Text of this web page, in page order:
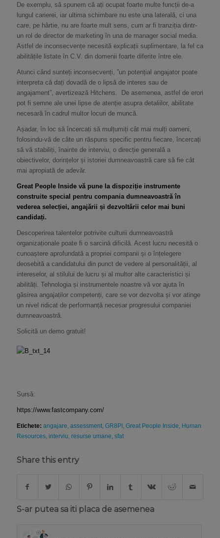
De exemplu, să spunem că ați ocupat foarte multe funcții de-a
lungul carierei, iar ultima schimbare nu este una laterală, ci una
care, pe hârtie, nu are foarte mult sens, cum ar fi tranziția dintr-
un rol de director de marketing în una de manager social media.
Astfel de inconsecvențe necesită explicații suplimentare, la fel ca
abilitățile listate în C.V. din domenii foarte diferite între ele.
Atunci când sunteți inconsecvenți, ”un potențial angajator poate
interpreta că dați dovadă de o lipsă de interes sau de
angajament”, avertizează Hitchens. De asemenea, astfel de erori
pot fi semne ale unei lipse de atenție asupra detaliilor, abilitate
necesară în cadrul multor locuri de muncă.
Așadar, în loc să încercați să mulțumiți cât mai mulți oameni,
folosindu-vă de câte un răspuns specific pentru fiecare, încercați
să vă stabiliți, înainte de interviu, o direcție generală a
obiectivelor, dorințelor și istoriei dumneavoastră care să fie cât
mai apropiată de adevăr.
Great People Inside vă pune la dispoziție instrumente
construite special pentru compania dumneavoastră în
vederea selecției, angajării și dezvoltării celor mai buni
candidați.
Descoperirea talentelor potrivite culturii dumneavoastră
organizaționale poate fi o sarcină dificilă. Acest lucru necesită o
cunoaștere aprofundată a propriei companii și o înțelegere
deosebită a candidatului din punct de vedere al personalității, al
intereselor, al stilului de lucru și al multor alte caracteristici și
abilități. Tehnologia și instrumentele noastre vă vor ajuta în
găsirea angajaților competenți, care se vor dezvolta și vor atinge
un nivel ridicat de performanță necesar progresului companiei
dumneavoastră.
Solicită un demo gratuit!
Sursă:
https://www.fastcompany.com/
Etichete: angajare assessment, GR8PI Great People Inside
Human
Resources, interviu resurse umane sfat
Share this entry
S-ar putea sa iti placa de asemenea